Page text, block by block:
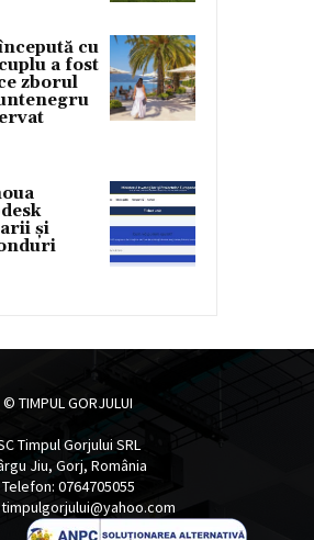
cu
a fost
zborul
și
© TIMPUL GORJULUI
Timpul Gorjului SRL
Jiu, Gorj, România
Telefon: 0764705055
timpulgorjului@yahoo.com